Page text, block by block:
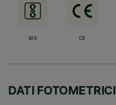
BIS CE
DATI FOTOMETRICI